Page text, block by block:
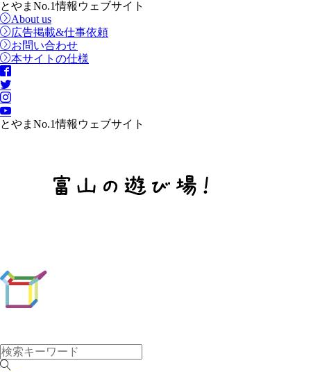
とやまNo.1情報ウェブサイト
About us
広告掲載&仕事依頼
お問い合わせ
本サイトの仕様
とやまNo.1情報ウェブサイト